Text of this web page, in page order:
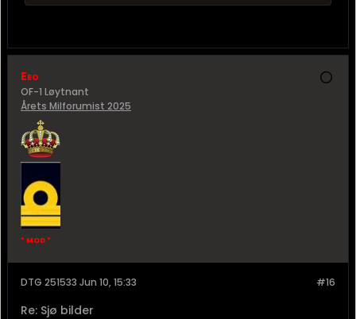
Eeo
OF-1 Løytnant
Årets Milforumist 2025
* MOD *
#16
DTG 251533 Jun 10, 15:33
Re: Sjø bilder